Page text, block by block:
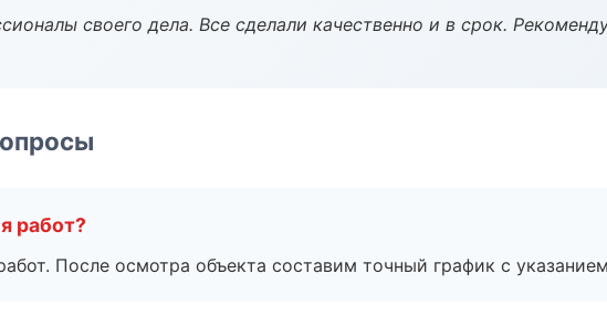
своего дела. Все сделали качественно и в срок.
работ?
После осмотра объекта составим точный график с